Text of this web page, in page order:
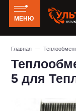
МЕНЮ
Главная —
5 для